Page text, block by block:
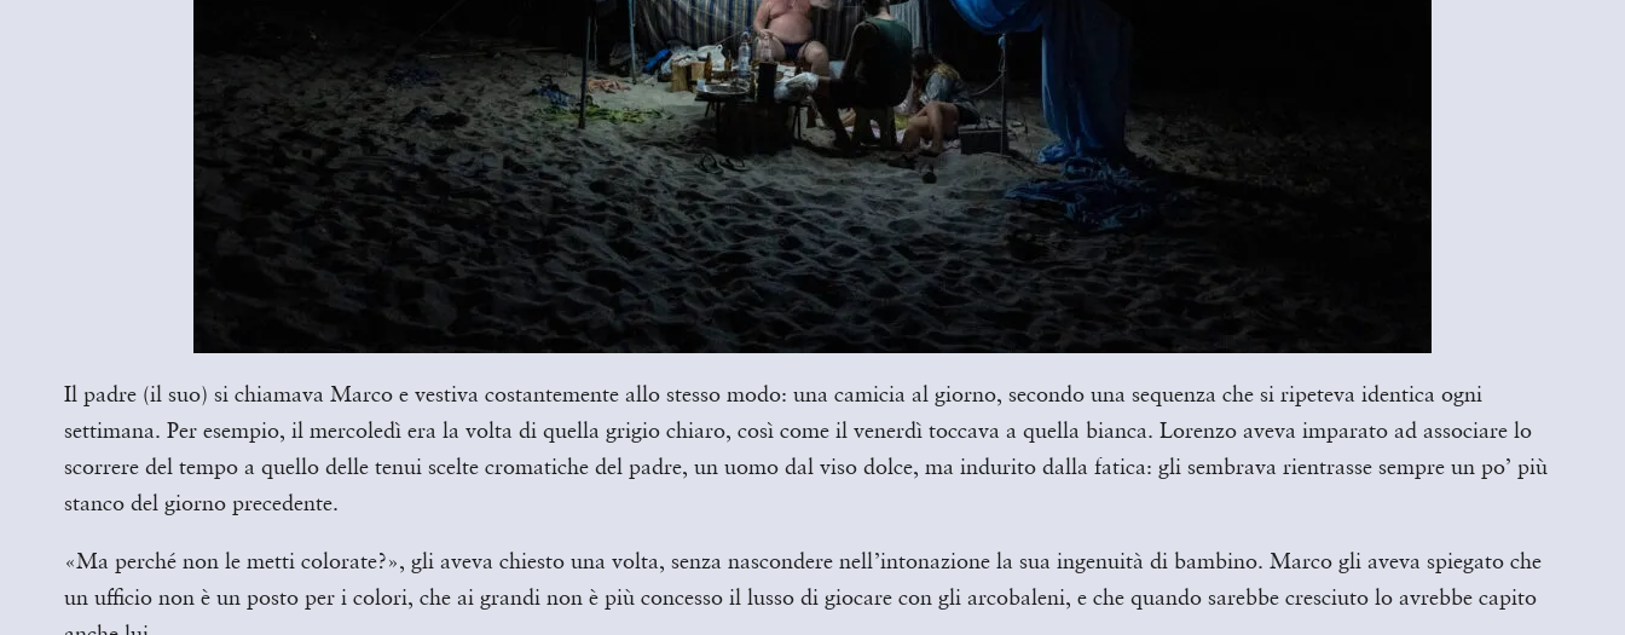
Il padre (il suo) si chiamava Marco e vestiva costantemente allo stesso modo: una camicia al giorno, secondo una sequenza che si ripeteva identica ogni
settimana. Per esempio, il mercoledì era la volta di quella grigio chiaro, così come il venerdì toccava a quella bianca. Lorenzo aveva imparato ad associare lo
scorrere del tempo a quello delle tenui scelte cromatiche del padre, un uomo dal viso dolce, ma indurito dalla fatica: gli sembrava rientrasse sempre un po’ più
stanco del giorno precedente.
«Ma perché non le metti colorate?», gli aveva chiesto una volta, senza nascondere nell’intonazione la sua ingenuità di bambino. Marco gli aveva spiegato che
un ufficio non è un posto per i colori, che ai grandi non è più concesso il lusso di giocare con gli arcobaleni, e che quando sarebbe cresciuto lo avrebbe capito